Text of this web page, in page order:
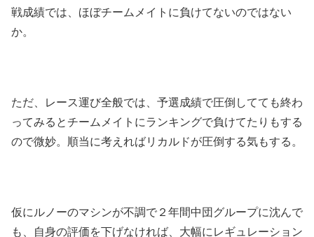
戦成績では、ほぼチームメイトに負けてないのではない
か。
ただ、レース運び全般では、予選成績で圧倒してても終わ
ってみるとチームメイトにランキングで負けてたりもする
ので微妙。順当に考えればリカルドが圧倒する気もする。
仮にルノーのマシンが不調で２年間中団グループに沈んで
も、自身の評価を下げなければ、大幅にレギュレーション